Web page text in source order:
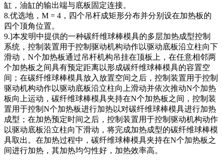
缸，油缸的输出端与底板固定连接。
8.优选地，M = 4，四个吊杆成矩形分布并分别设在加热板的
四个顶角位置。
9.]本发明中提供的一种碳纤维球棒模具的多层加热成型控制
系统，控制装置用于控制驱动机构动作以驱动底板沿立柱向下
滑动，N个加热板通过吊杆机构吊挂在顶板上，在任意相邻两
个加热板之间具有预定距离以形成碳纤维球棒模具的容置空
间；在碳纤维球棒模具放入放置空间之后，控制装置用于控制
驱动机构动作以驱动底板沿立柱向上滑动并依次推动N个加热
板向上运动，碳纤维球棒模具夹持在N个加热板之间，控制装
置用于控制N个加热板进行加热以对碳纤维球棒模具进行加热
成型；在加热预定时间之后，控制装置用于控制驱动机构动作
以驱动底板沿立柱向下滑动，将完成加热成型的碳纤维球棒模
具取出。在加热过程中，碳纤维球棒模具夹持在N个加热板之
间进行加热，其加热均匀性好，加热效率高。